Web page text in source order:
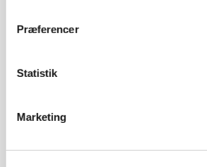
Præferencer
Statistik
Marketing
6392, Bolderslev
Leder til klimastald